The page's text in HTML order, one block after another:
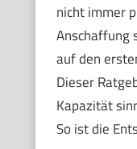
nicht immer
Anschaffung
auf den
Dieser
Kapazität
So ist die